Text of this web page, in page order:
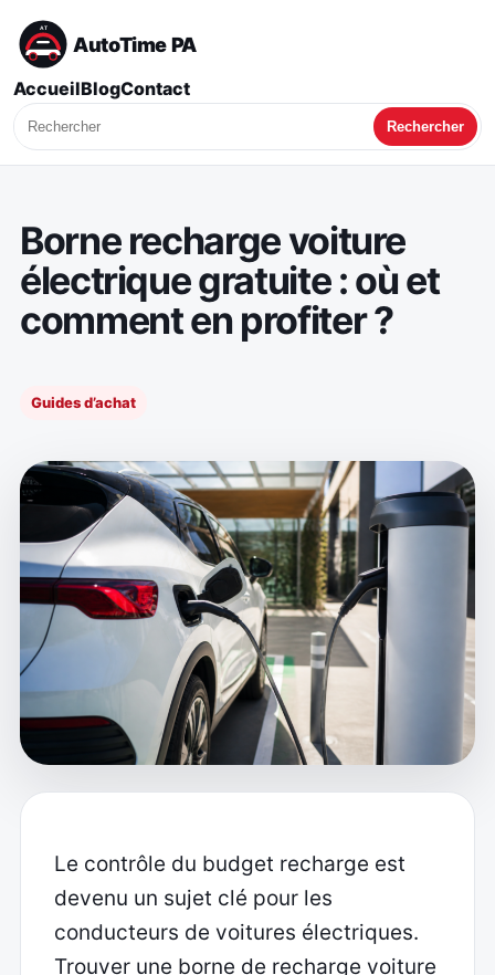
AutoTime PA
AccueilBlogContact
Rechercher
Borne recharge voiture
électrique gratuite : où et
comment en profiter ?
Guides d’achat
Le contrôle du budget recharge est
devenu un sujet clé pour les
conducteurs de voitures électriques.
Trouver une borne de recharge voiture